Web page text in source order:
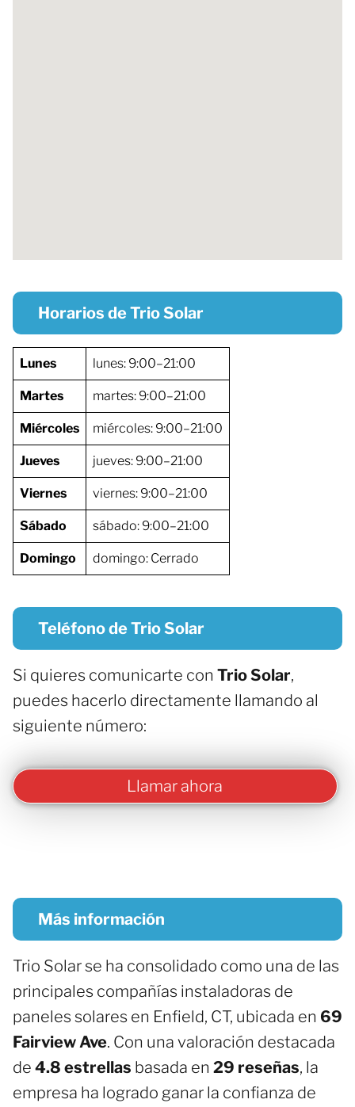
Horarios de Trio Solar
Lunes lunes: 9:00–21:00
Martes martes: 9:00–21:00
Miércoles miércoles: 9:00–21:00
Jueves jueves: 9:00–21:00
Viernes viernes: 9:00–21:00
Sábado sábado: 9:00–21:00
Domingo domingo: Cerrado
Teléfono de Trio Solar
Si quieres comunicarte con Trio Solar,
puedes hacerlo directamente llamando al
siguiente número:
Llamar ahora
Más información
Trio Solar se ha consolidado como una de las
principales compañías instaladoras de
paneles solares en Enfield, CT, ubicada en 69
Fairview Ave. Con una valoración destacada
de 4.8 estrellas basada en 29 reseñas, la
empresa ha logrado ganar la confianza de